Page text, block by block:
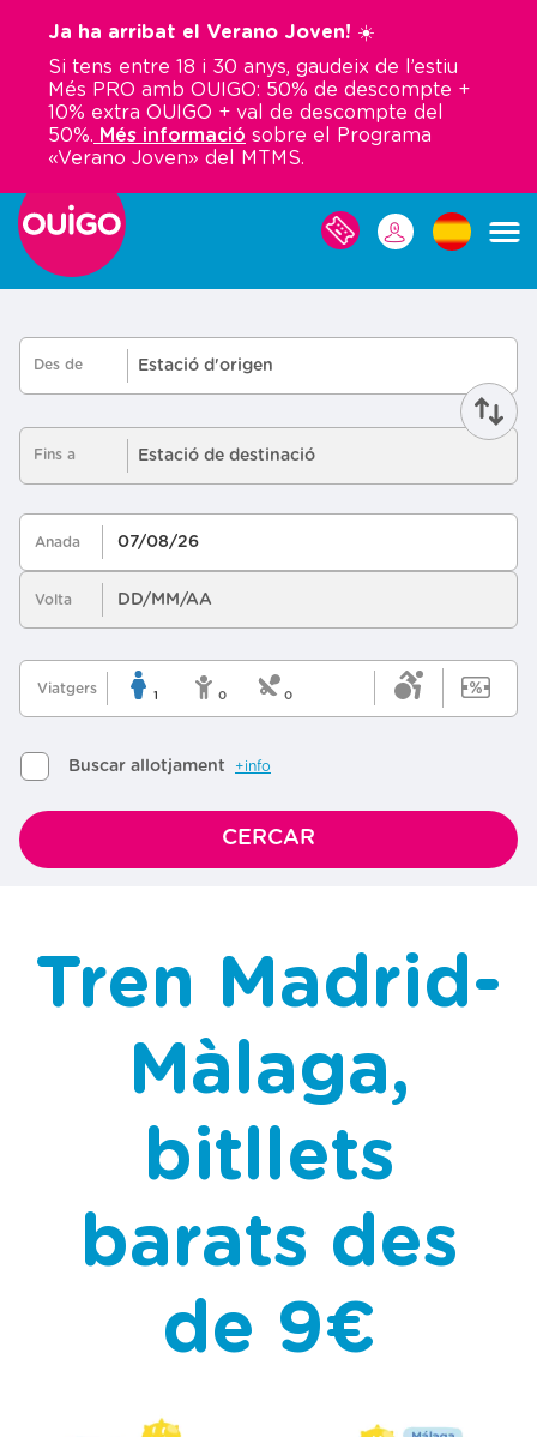
contingut
Ja ha arribat el Verano Joven! ☀️
Si tens entre 18 i 30 anys, gaudeix de l’estiu
Més PRO amb OUIGO: 50% de descompte +
10% extra OUIGO + val de descompte del
50%. Més informació sobre el Programa
«Verano Joven» del MTMS.
LES
MEVES
Tren Madrid-
Màlaga,
bitllets
barats des
de 9€